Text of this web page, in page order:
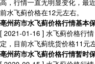
高，行情一直无明显变化，最
前水飞蓟价格在12元左右。
亳州药市水飞蓟价格行情基本
[ 2021-01-16 ] 水飞蓟价格行
定，目前水飞蓟统货价格11元左
亳州药市水飞蓟价格行情暂时